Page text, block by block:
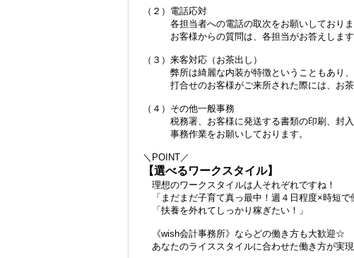
（２）電話応対
各担当者への電話の取次をお願いしておりま
お客様からの質問は、各担当がお答えします
（３）来客対応（お茶出し）
弊所は綺麗な内装が特徴ということもあり、
打合せのお客様がご来所された際には、お茶
（４）その他一般事務
税務署、お客様に発送する書類の印刷、封入
事務作業をお願いしております。
＼POINT／
【選べるワークスタイル】
理想のワークスタイルは人それぞれですね！
「まだまだ子育て真っ最中！週４日程度×時短で
「扶養を外れてしっかり稼ぎたい！」
《wish会計事務所》ならどの働き方も大歓迎☆
あなたのライススタイルに合わせた働き方が実現